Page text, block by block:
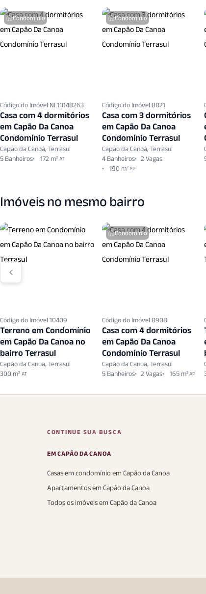
Condomínio
Código do Imóvel NL10148263
Casa com 4 dormitórios
em Capão Da Canoa
Condomínio Terrasul
Capão da Canoa, Terrasul
5 Banheiros
172 m² AT
Condomínio
Código do Imóvel 8821
Casa com 3 dormitórios
em Capão Da Canoa
Condomínio Terrasul
Capão da Canoa, Terrasul
4 Banheiros
2 Vagas
190 m²AP
Imóveis no mesmo bairro
Código do Imóvel 10409
Terreno em Condomínio
em Capão Da Canoa no
bairro Terrasul
Capão da Canoa, Terrasul
300 m² AT
Condomínio
Código do Imóvel 8908
Casa com 4 dormitórios
em Capão Da Canoa
Condomínio Terrasul
Capão da Canoa, Terrasul
5 Banheiros
2 Vagas 165 m²AP
CONTINUE SUA BUSCA
EM CAPÃO DA CANOA
Casas em condomínio em Capão da Canoa
Apartamentos em Capão da Canoa
Todos os imóveis em Capão da Canoa